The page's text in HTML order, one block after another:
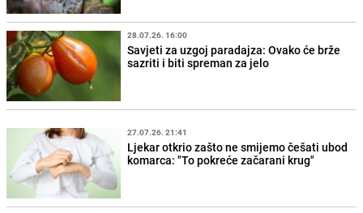
28.07.26. 16:00
Savjeti za uzgoj paradajza: Ovako će brže
sazriti i biti spreman za jelo
27.07.26. 21:41
Ljekar otkrio zašto ne smijemo češati ubod
komarca: "To pokreće začarani krug"